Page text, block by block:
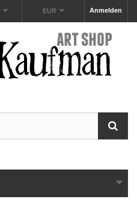
Anmelden
EUR